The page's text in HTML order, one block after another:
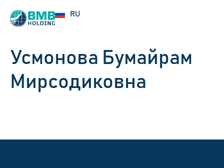
RU
EN
Усмонова Бумайрам
Мирсодиковна